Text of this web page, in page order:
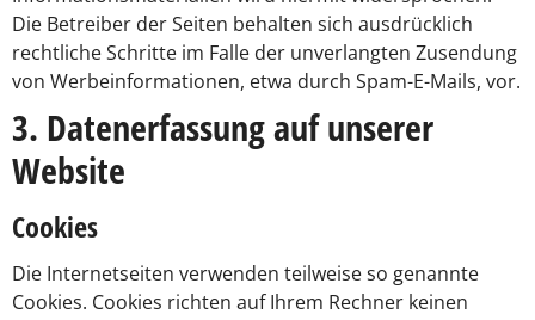
Die Betreiber der Seiten behalten sich ausdrücklich
rechtliche Schritte im Falle der unverlangten Zusendung
von Werbeinformationen, etwa durch Spam-E-Mails, vor.
3. Datenerfassung auf unserer
Website
Cookies
Die Internetseiten verwenden teilweise so genannte
Cookies. Cookies richten auf Ihrem Rechner keinen